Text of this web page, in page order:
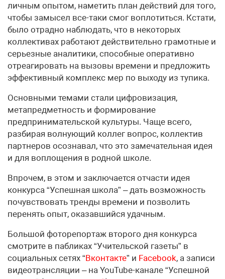
личным опытом, наметить план действий для того,
чтобы замысел все-таки смог воплотиться. Кстати,
было отрадно наблюдать, что в некоторых
коллективах работают действительно грамотные и
серьезные аналитики, способные оперативно
отреагировать на вызовы времени и предложить
эффективный комплекс мер по выходу из тупика.
Основными темами стали цифровизация,
метапредметность и формирование
предпринимательской культуры. Чаще всего,
разбирая волнующий коллег вопрос, коллектив
партнеров осознавал, что это замечательная идея
и для воплощения в родной школе.
Впрочем, в этом и заключается отчасти идея
конкурса “Успешная школа” – дать возможность
почувствовать тренды времени и позволить
перенять опыт, оказавшийся удачным.
Большой фоторепортаж второго дня конкурса
смотрите в пабликах “Учительской газеты” в
социальных сетях “Вконтакте” и Facebook, а записи
видеотрансляции – на YouTube-канале “Успешной